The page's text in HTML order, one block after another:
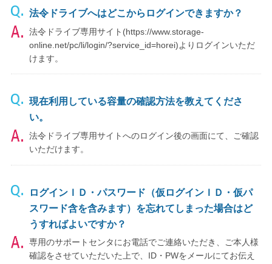
法令ドライブへはどこからログインできますか？
法令ドライブ専用サイト(https://www.storage-
online.net/pc/li/login/?service_id=horei)よりログインいただ
けます。
現在利用している容量の確認方法を教えてくださ
い。
法令ドライブ専用サイトへのログイン後の画面にて、ご確認
いただけます。
ログインＩＤ・パスワード（仮ログインＩＤ・仮パ
スワード含を含みます）を忘れてしまった場合はど
うすればよいですか？
専用のサポートセンタにお電話でご連絡いただき、ご本人様
確認をさせていただいた上で、ID・PWをメールにてお伝え